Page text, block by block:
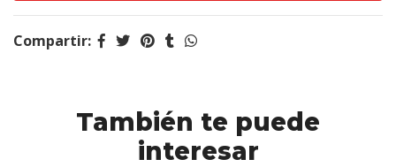
Compartir:
También te puede
interesar